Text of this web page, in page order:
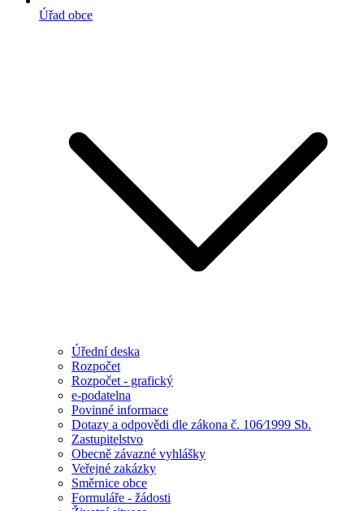
Úřad obce
Úřední deska
Rozpočet
Rozpočet - grafický
e-podatelna
Povinné informace
Dotazy a odpovědi dle zákona č. 106⁄1999 Sb.
Zastupitelstvo
Obecně závazné vyhlášky
Veřejné zakázky
Směrnice obce
Formuláře - žádosti